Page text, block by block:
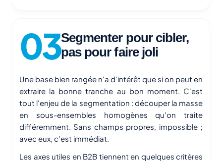
Segmenter pour cibler,
pas pour faire joli
Une base bien rangée n'a d'intérêt que si on peut en
extraire la bonne tranche au bon moment. C'est
tout l'enjeu de la segmentation : découper la masse
en sous-ensembles homogènes qu'on traite
différemment. Sans champs propres, impossible ;
avec eux, c'est immédiat.
Les axes utiles en B2B tiennent en quelques critères